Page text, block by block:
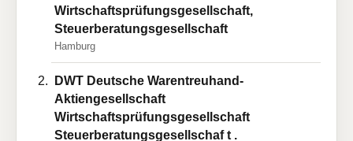
Wirtschaftsprüfungsgesellschaft,
Steuerberatungsgesellschaft
Hamburg
DWT Deutsche Warentreuhand-
Aktiengesellschaft
Wirtschaftsprüfungsgesellschaft
Steuerberatungsgesellschaf t .